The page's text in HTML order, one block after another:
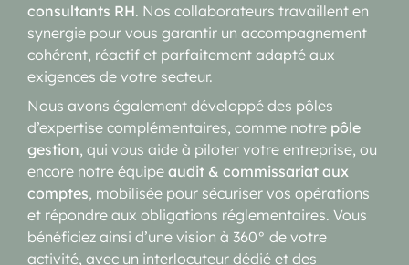
consultants RH. Nos collaborateurs travaillent en
synergie pour vous garantir un accompagnement
cohérent, réactif et parfaitement adapté aux
exigences de votre secteur.
Nous avons également développé des pôles
d’expertise complémentaires, comme notre pôle
gestion, qui vous aide à piloter votre entreprise, ou
encore notre équipe audit & commissariat aux
comptes, mobilisée pour sécuriser vos opérations
et répondre aux obligations réglementaires. Vous
bénéficiez ainsi d’une vision à 360° de votre
activité, avec un interlocuteur dédié et des